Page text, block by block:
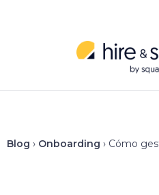
Blog › Onboarding › Cómo